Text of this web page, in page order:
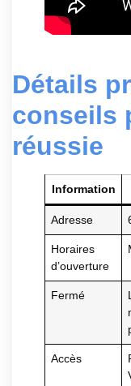
Détails
conseils
réussie
Information
Adresse
Horaires
d’ouverture
Fermé
Accès